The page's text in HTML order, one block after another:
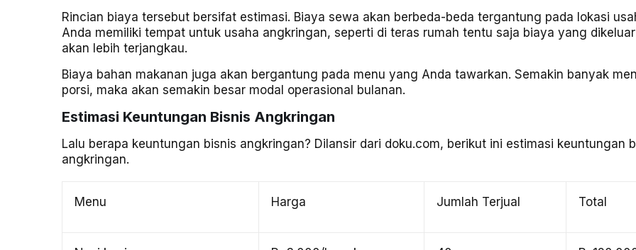
Rincian biaya tersebut bersifat estimasi. Biaya sewa akan berbeda-beda tergantung pada lokasi
Anda memiliki tempat untuk usaha angkringan, seperti di teras rumah tentu saja biaya yang
akan lebih terjangkau.
Biaya bahan makanan juga akan bergantung pada menu yang Anda tawarkan. Semakin banyak
porsi, maka akan semakin besar modal operasional bulanan.
Estimasi Keuntungan Bisnis Angkringan
Lalu berapa keuntungan bisnis angkringan? Dilansir dari doku.com, berikut ini estimasi keuntungan
angkringan.
Menu Harga Jumlah Terjual Total